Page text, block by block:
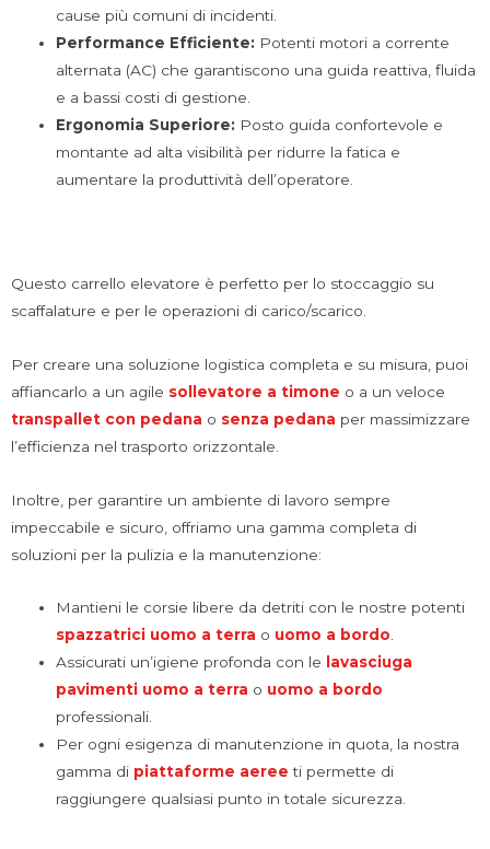
cause più comuni di incidenti.
Performance Efficiente: Potenti motori a corrente
alternata (AC) che garantiscono una guida reattiva, fluida
e a bassi costi di gestione.
Ergonomia Superiore: Posto guida confortevole e
montante ad alta visibilità per ridurre la fatica e
aumentare la produttività dell’operatore.
Questo carrello elevatore è perfetto per lo stoccaggio su
scaffalature e per le operazioni di carico/scarico.
Per creare una soluzione logistica completa e su misura, puoi
affiancarlo a un agile sollevatore a timone o a un veloce
transpallet con pedana o senza pedana per massimizzare
l’efficienza nel trasporto orizzontale.
Inoltre, per garantire un ambiente di lavoro sempre
impeccabile e sicuro, offriamo una gamma completa di
soluzioni per la pulizia e la manutenzione:
Mantieni le corsie libere da detriti con le nostre potenti
spazzatrici uomo a terra o uomo a bordo.
Assicurati un’igiene profonda con le
lavasciuga
pavimenti uomo a terra o uomo a bordo
professionali.
Per ogni esigenza di manutenzione in quota, la nostra
gamma di piattaforme aeree ti permette di
raggiungere qualsiasi punto in totale sicurezza.